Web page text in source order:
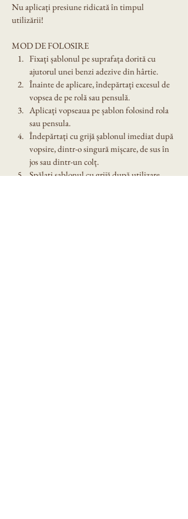
Nu aplicați presiune ridicată în timpul
utilizării!
MOD DE FOLOSIRE
Fixați șablonul pe suprafața dorită cu
ajutorul unei benzi adezive din hârtie.
Înainte de aplicare, îndepărtați excesul de
vopsea de pe rolă sau pensulă.
Aplicați vopseaua pe șablon folosind rola
sau pensula.
Îndepărtați cu grijă șablonul imediat după
vopsire, dintr-o singură mișcare, de sus în
jos sau dintr-un colț.
Spălați șablonul cu grijă după utilizare.